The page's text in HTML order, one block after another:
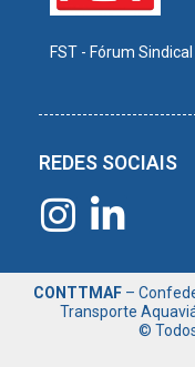
FST - Fórum
REDES SOCIAIS
CONTTMAF –
Transporte
©